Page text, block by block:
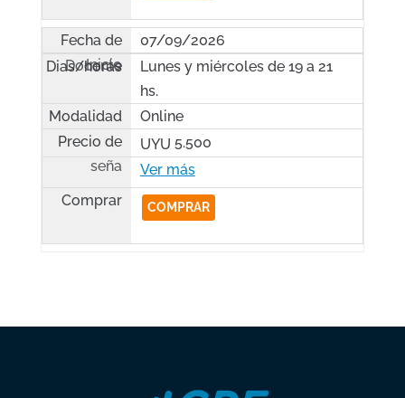
07/09/2026
Lunes y miércoles de 19 a 21
hs.
Online
UYU 5.500
COMPRAR